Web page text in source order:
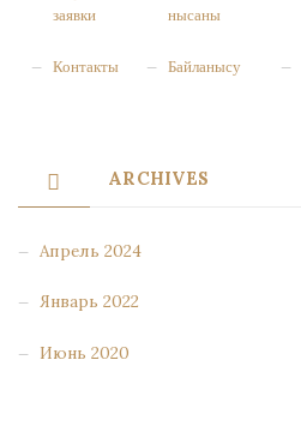
заявки
Контакты
нысаны
Байланысу
ARCHIVES
Апрель 2024
Январь 2022
Июнь 2020